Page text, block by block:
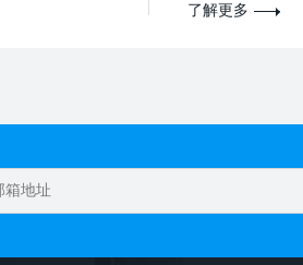
了解更多